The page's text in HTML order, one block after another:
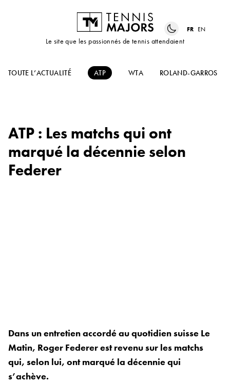
Le site que les passionnés de tennis attendaient
FR EN
TOUTE L’ACTUALITÉ ATP WTA ROLAND-GARROS
ATP : Les matchs qui ont
marqué la décennie selon
Federer
Dans un entretien accordé au quotidien suisse Le
Matin, Roger Federer est revenu sur les matchs
qui, selon lui, ont marqué la décennie qui
s’achève.